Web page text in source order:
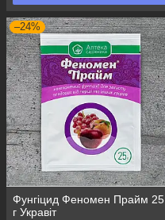
–24%
Фунгіцид Феномен Прайм 25
г Укравіт